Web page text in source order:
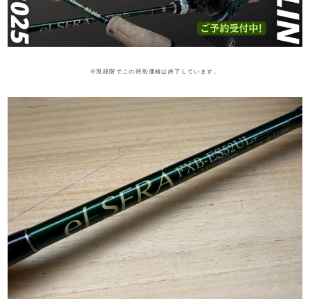
※現段階でこの特別価格は終了しています。